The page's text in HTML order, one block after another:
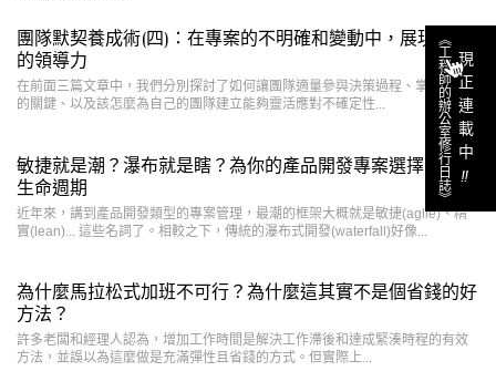
團隊默契養成術(四)：在專案的不明確和變動中，展現 PM
的領導力
在前面三篇文章中，我們分別探討了如何讓團隊適量參與決策過程、掌握溝通
的關鍵、以及該怎麼為自己的團隊建立能夠靈活應對不確定性...
敏捷就是潮？瀑布就是瞎？為你的產品開發專案選擇合適的
生命週期
近年來，講到產品開發類型的專案管理，最潮的框架大概就是敏捷(aglie)、精
實(lean)... 這些名詞了。相較之下，傳統的瀑布式開發(waterfall)好像...
為什麼馬拉松式加班不可行？為什麼這其實不是個省錢的好
方法？
許多老闆和經理人認為，增加工作時間是解決工作滯後和達成緊湊時程的有效
方法，並誤以為這麼做是充滿彈性且省錢的方式。但實際上...
現正連載中
‼︎
《工程師的辦公室修行日誌》